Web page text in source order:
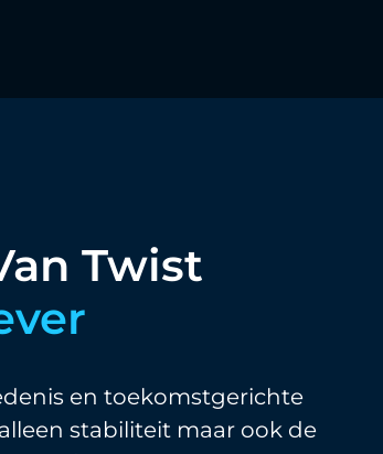
Twist
en toekomstgerichte
stabiliteit maar ook de